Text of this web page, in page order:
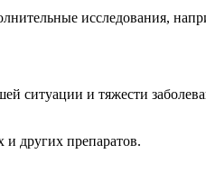
исследования,
ситуации и тяжести
и других препаратов.